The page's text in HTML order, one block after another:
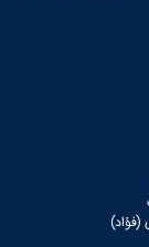
(فؤاد)